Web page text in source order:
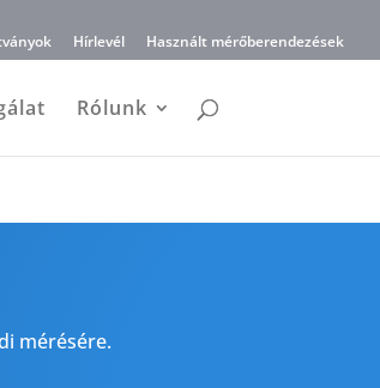
Hírlevél Használt mérőberendezések
Rólunk
mérésére.